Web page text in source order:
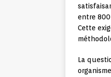
entre
Cette
La